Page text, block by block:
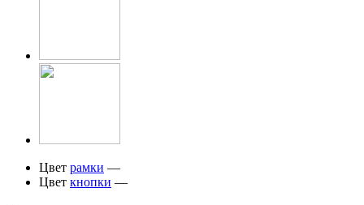
Цвет рамки —
Цвет кнопки —